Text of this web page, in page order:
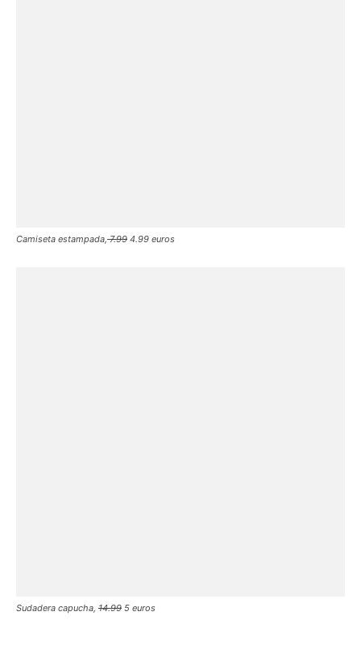
Camiseta estampada,7.99 4.99 euros
Sudadera capucha, 14.99 5 euros